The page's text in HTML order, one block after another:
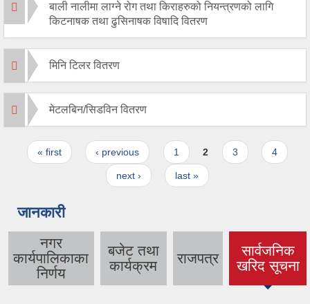
बाली नालीमा लाग्ने रोग तथा किराहरुको नियन्त्रणको लागि
किटनाषक तथा ढुसिनाषक विषादि वितरण
मिनि टिलर वितरण
मेटलबिन/सिडविन वितरण
Pages
« first ‹ previous 1 2 3 4
next › last »
जानकारी
नगर
कार्यपालिकाका
निर्णय
बजेट तथा
कार्यक्रम
राजपत्र
सार्वजनिक
खरिद सूचना
(active tab)